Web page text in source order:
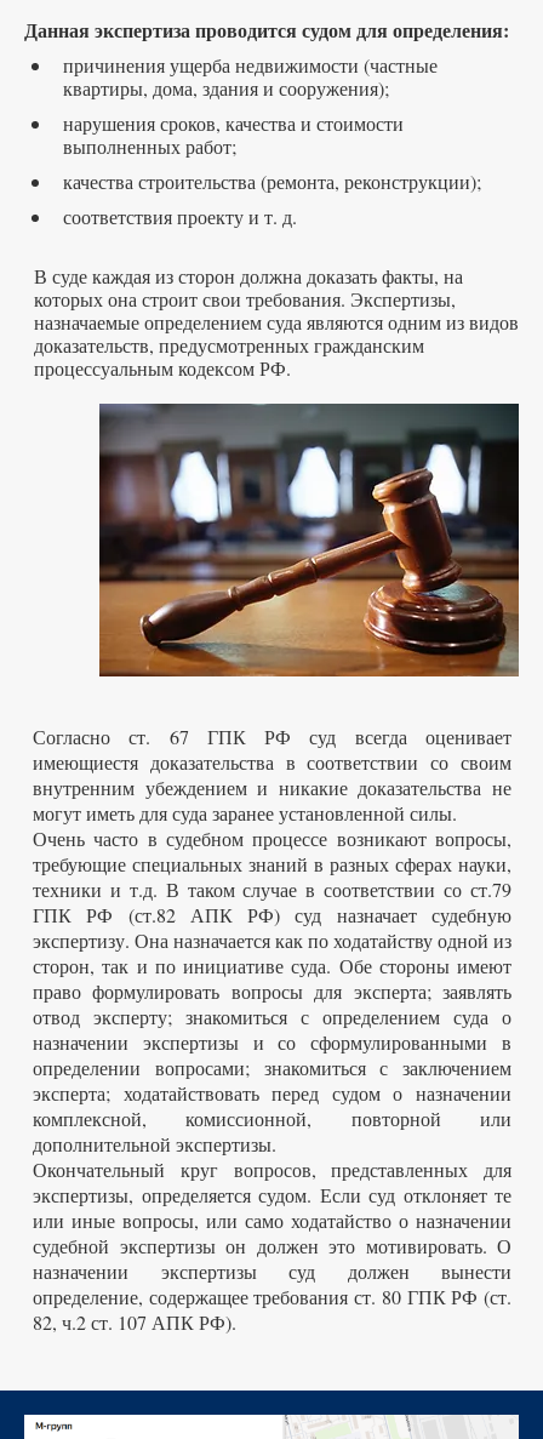
Данная экспертиза проводится судом для определения:
причинения ущерба недвижимости (частные
квартиры, дома, здания и сооружения);
нарушения сроков, качества и стоимости
выполненных работ;
качества строительства (ремонта, реконструкции);
соответствия проекту и т. д.
В суде каждая из сторон должна доказать факты, на
которых она строит свои требования. Экспертизы,
назначаемые определением суда являются одним из видов
доказательств, предусмотренных гражданским
процессуальным кодексом РФ.
Согласно ст. 67 ГПК РФ суд всегда оценивает
имеющиестя доказательства в соответствии со своим
внутренним убеждением и никакие доказательства не
могут иметь для суда заранее установленной силы.
Очень часто в судебном процессе возникают вопросы,
требующие специальных знаний в разных сферах науки,
техники и т.д. В таком случае в соответствии со ст.79
ГПК РФ (ст.82 АПК РФ) суд назначает судебную
экспертизу. Она назначается как по ходатайству одной из
сторон, так и по инициативе суда. Обе стороны имеют
право формулировать вопросы для эксперта; заявлять
отвод эксперту; знакомиться с определением суда о
назначении экспертизы и со сформулированными в
определении вопросами; знакомиться с заключением
эксперта; ходатайствовать перед судом о назначении
комплексной, комиссионной, повторной или
дополнительной экспертизы.
Окончательный круг вопросов, представленных для
экспертизы, определяется судом. Если суд отклоняет те
или иные вопросы, или само ходатайство о назначении
судебной экспертизы он должен это мотивировать. О
назначении экспертизы суд должен вынести
определение, содержащее требования ст. 80 ГПК РФ (ст.
82, ч.2 ст. 107 АПК РФ).